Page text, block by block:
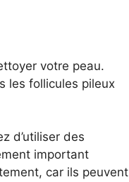
votre peau.
les follicules pileux
d’utiliser des
important
car ils peuvent